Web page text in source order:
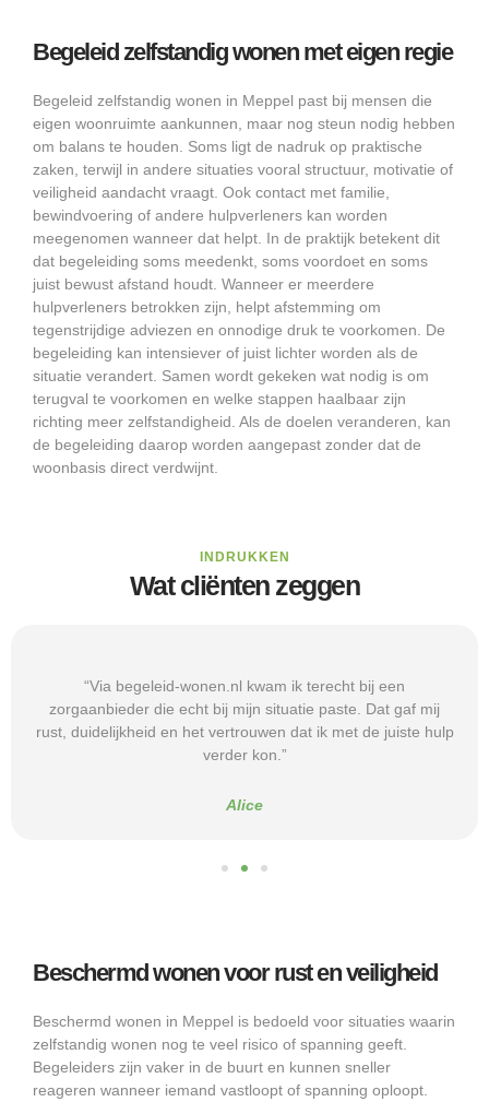
Begeleid zelfstandig wonen met eigen regie
Begeleid zelfstandig wonen in Meppel past bij mensen die
eigen woonruimte aankunnen, maar nog steun nodig hebben
om balans te houden. Soms ligt de nadruk op praktische
zaken, terwijl in andere situaties vooral structuur, motivatie of
veiligheid aandacht vraagt. Ook contact met familie,
bewindvoering of andere hulpverleners kan worden
meegenomen wanneer dat helpt. In de praktijk betekent dit
dat begeleiding soms meedenkt, soms voordoet en soms
juist bewust afstand houdt. Wanneer er meerdere
hulpverleners betrokken zijn, helpt afstemming om
tegenstrijdige adviezen en onnodige druk te voorkomen. De
begeleiding kan intensiever of juist lichter worden als de
situatie verandert. Samen wordt gekeken wat nodig is om
terugval te voorkomen en welke stappen haalbaar zijn
richting meer zelfstandigheid. Als de doelen veranderen, kan
de begeleiding daarop worden aangepast zonder dat de
woonbasis direct verdwijnt.
INDRUKKEN
Wat cliënten zeggen
“Via begeleid-wonen.nl kwam ik terecht bij een
zorgaanbieder die echt bij mijn situatie paste. Dat gaf mij
rust, duidelijkheid en het vertrouwen dat ik met de juiste hulp
verder kon.”
Alice
Beschermd wonen voor rust en veiligheid
Beschermd wonen in Meppel is bedoeld voor situaties waarin
zelfstandig wonen nog te veel risico of spanning geeft.
Begeleiders zijn vaker in de buurt en kunnen sneller
reageren wanneer iemand vastloopt of spanning oploopt.